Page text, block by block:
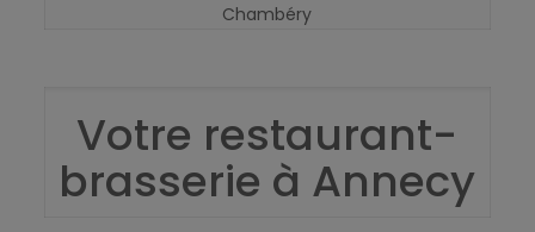
Chambéry
Votre restaurant-
brasserie à Annecy